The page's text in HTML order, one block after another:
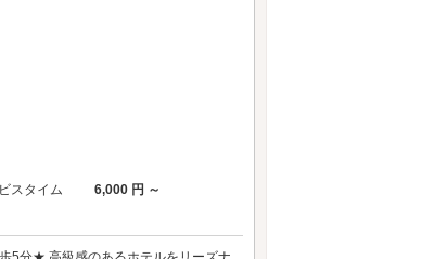
スタイム
6,000 円 ～